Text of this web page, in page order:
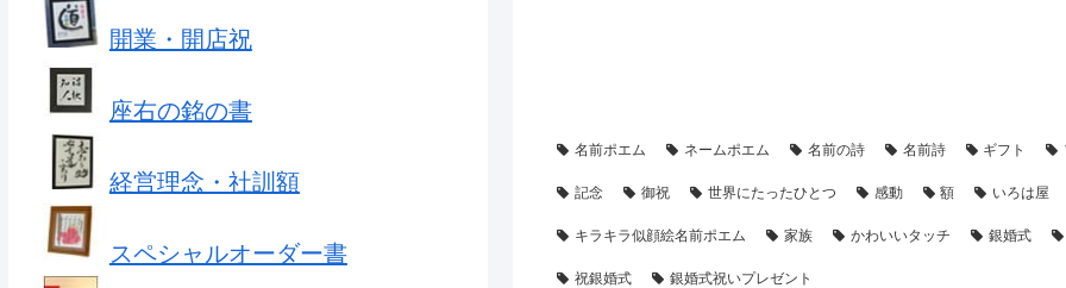
名前ポエム ネームポエム 名前の詩 名前詩 ギフト
記念 御祝 世界にたったひとつ 感動 額 いろは屋
キラキラ似顔絵名前ポエム 家族 かわいいタッチ 銀婚式
祝銀婚式 銀婚式祝いプレゼント
開業・開店祝
座右の銘の書
経営理念・社訓額
スペシャルオーダー書